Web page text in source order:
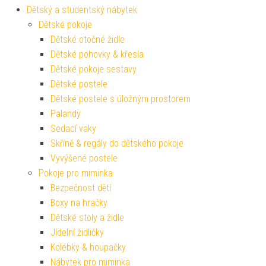
Dětský a studentský nábytek
Dětské pokoje
Dětské otočné židle
Dětské pohovky & křesla
Dětské pokoje sestavy
Dětské postele
Dětské postele s úložným prostorem
Palandy
Sedací vaky
Skříně & regály do dětského pokoje
Vyvýšené postele
Pokoje pro miminka
Bezpečnost dětí
Boxy na hračky
Dětské stoly a židle
Jídelní židličky
Kolébky & houpačky
Nábytek pro miminka